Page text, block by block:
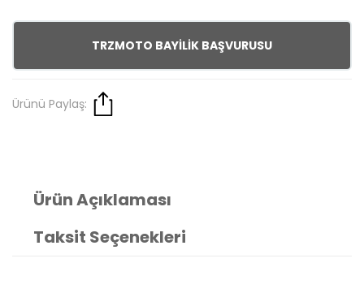
TRZMOTO BAYİLİK BAŞVURUSU
Ürünü Paylaş:
Ürün Açıklaması
Taksit Seçenekleri